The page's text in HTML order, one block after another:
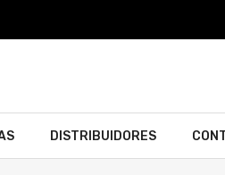
DISTRIBUIDORES